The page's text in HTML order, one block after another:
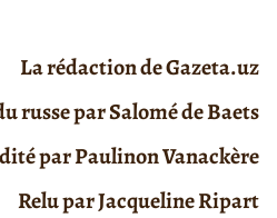
La rédaction de Gazeta.uz
russe par Salomé de Baets
par Paulinon Vanackère
Relu par Jacqueline Ripart